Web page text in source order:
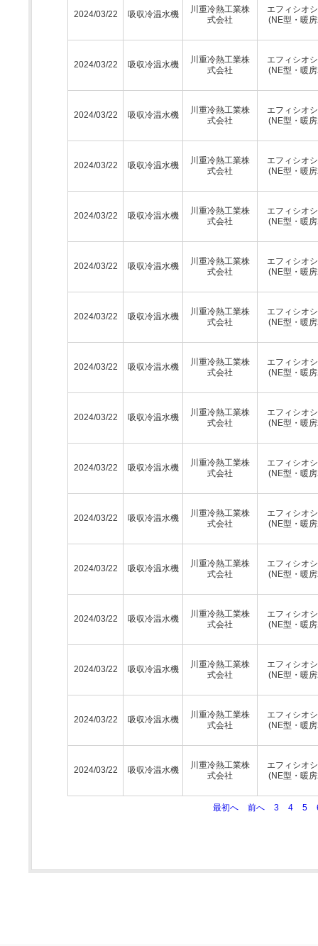
2024/03/22 吸収冷温水機
川重冷熱工業株
式会社
エフィシオ
(NE型・暖
2024/03/22 吸収冷温水機
川重冷熱工業株
式会社
エフィシオ
(NE型・暖
2024/03/22 吸収冷温水機
川重冷熱工業株
式会社
エフィシオ
(NE型・暖
2024/03/22 吸収冷温水機
川重冷熱工業株
式会社
エフィシオ
(NE型・暖
2024/03/22 吸収冷温水機
川重冷熱工業株
式会社
エフィシオ
(NE型・暖
2024/03/22 吸収冷温水機
川重冷熱工業株
式会社
エフィシオ
(NE型・暖
2024/03/22 吸収冷温水機
川重冷熱工業株
式会社
エフィシオ
(NE型・暖
2024/03/22 吸収冷温水機
川重冷熱工業株
式会社
エフィシオ
(NE型・暖
2024/03/22 吸収冷温水機
川重冷熱工業株
式会社
エフィシオ
(NE型・暖
2024/03/22 吸収冷温水機
川重冷熱工業株
式会社
エフィシオ
(NE型・暖
2024/03/22 吸収冷温水機
川重冷熱工業株
式会社
エフィシオ
(NE型・暖
2024/03/22 吸収冷温水機
川重冷熱工業株
式会社
エフィシオ
(NE型・暖
2024/03/22 吸収冷温水機
川重冷熱工業株
式会社
エフィシオ
(NE型・暖
2024/03/22 吸収冷温水機
川重冷熱工業株
式会社
エフィシオ
(NE型・暖
2024/03/22 吸収冷温水機
川重冷熱工業株
式会社
エフィシオ
(NE型・暖
2024/03/22 吸収冷温水機
川重冷熱工業株
式会社
エフィシオ
(NE型・暖
最初へ 前へ 3 4 5